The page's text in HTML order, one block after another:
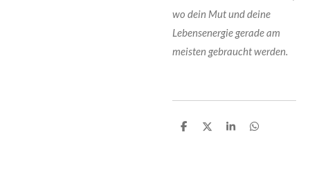
wo dein Mut und deine
Lebensenergie gerade am
meisten gebraucht werden.
T
T
T
T